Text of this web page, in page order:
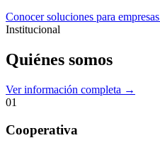
Conocer soluciones para empresas
Institucional
Quiénes somos
Ver información completa →
01
Cooperativa